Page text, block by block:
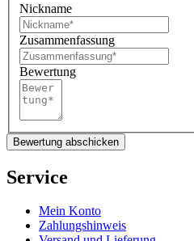
Nickname
Zusammenfassung
Bewertung
Bewertung abschicken
Service
Mein Konto
Zahlungshinweis